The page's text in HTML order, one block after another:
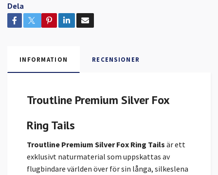
Dela
INFORMATION RECENSIONER
Troutline Premium Silver Fox
Ring Tails
Troutline Premium Silver Fox Ring Tails är ett
exklusivt naturmaterial som uppskattas av
flugbindare världen över för sin långa, silkeslena